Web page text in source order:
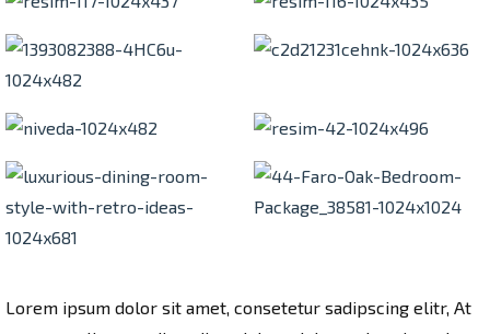
Lorem ipsum dolor sit amet, consetetur sadipscing elitr, At